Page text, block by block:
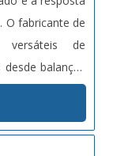
O fabricante de
de
balanças
pesagem e
o estresse em